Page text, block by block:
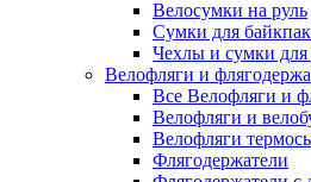
Велосумки на руль
Сумки для
Чехлы и сумки для
Велофляги и
Все Велофляги и
Велофляги и
Велофляги
Флягодержатели